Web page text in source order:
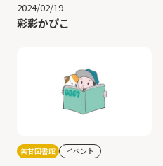
2024/02/19
彩彩かぴこ
美甘図書館 イベント